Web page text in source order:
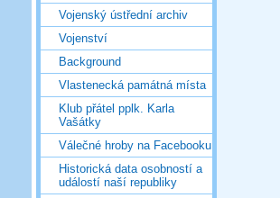
Vojenský ústřední archiv
Vojenství
Background
Vlastenecká památná místa
Klub přátel pplk. Karla
Vašátky
Válečné hroby na Facebooku
Historická data osobností a
událostí naší republiky